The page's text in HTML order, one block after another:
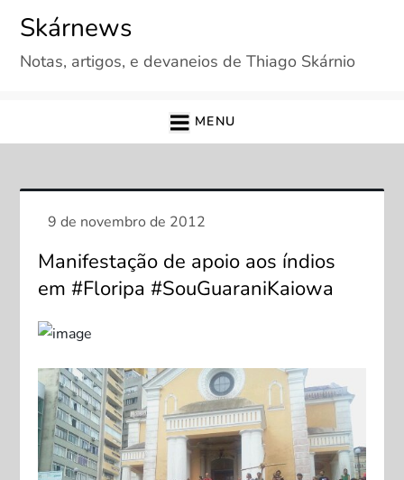
content
Skárnews
Notas, artigos, e devaneios de Thiago Skárnio
MENU
Manifestação de apoio aos índios
em #Floripa #SouGuaraniKaiowa